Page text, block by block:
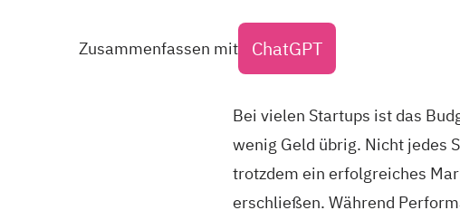
Zusammenfassen mit ChatGPT
Bei vielen Startups ist das
wenig Geld übrig. Nicht jedes
trotzdem ein erfolgreiches
erschließen. Während